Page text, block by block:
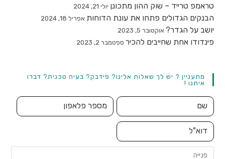
טראמפ טרייד – שוק ההון מתכונן יולי 21, 2024
הבנקים הגדולים פתחו את עונת הדוחות אפריל 18, 2024
יושב על הגדר? אוקטובר 5, 2023
פינדודו אחת שחייבים להכיר ספטמבר 2, 2023
מתעניין ? יש לך שאלות אלינו? פידבק? בעיה טכנית? דברו
איתנו !